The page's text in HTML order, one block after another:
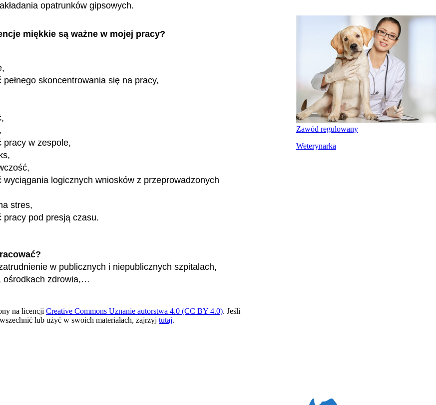
opatrunków gipsowych.
miękkie są ważne w mojej pracy?
pełnego skoncentrowania się na pracy,
pracy w zespole,
wyciągania logicznych wniosków z przeprowadzonych
stres,
pracy pod presją czasu.
w publicznych i niepublicznych szpitalach,
ośrodkach zdrowia,…
na licencji Creative Commons Uznanie autorstwa 4.0 (CC BY 4.0). Jeśli
lub użyć w swoich materiałach, zajrzyj tutaj.
Zawód regulowany
Weterynarka